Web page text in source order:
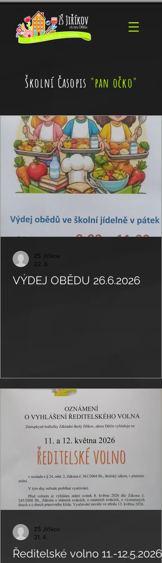
Školní Časopis "pan očko"
VÝDEJ OBĚDU 26.6.2026
ZŠ Jiříkov
22. 6.
Ředitelské volno 11.-12.5.2026
ZŠ Jiříkov
21. 4.